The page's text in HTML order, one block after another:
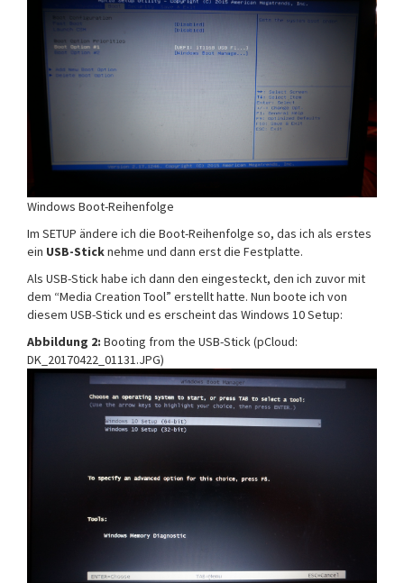
Windows Boot-Reihenfolge
Im SETUP ändere ich die Boot-Reihenfolge so, das ich als erstes
ein USB-Sticknehme und dann erst die Festplatte.
Als USB-Stick habe ich dann den eingesteckt, den ich zuvor mit
dem “Media Creation Tool” erstellt hatte. Nun boote ich von
diesem USB-Stick und es erscheint das Windows 10 Setup:
Abbildung 2: Booting from the USB-Stick (pCloud:
DK_20170422_01131.JPG)